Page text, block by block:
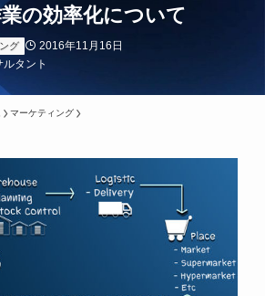
の効率化について
グ
2016年11月16日
タント
マーケティング